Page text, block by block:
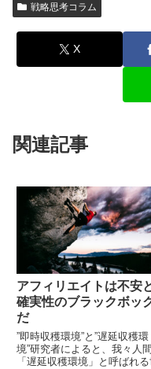
戦略思考コラム
X
関連記事
アフィリエイトは不安
確実性のブラックボッ
だ
”即時収穫環境”と”遅延収穫環
境”研究者によると、我々人
「遅延収穫環境」と呼ばれ